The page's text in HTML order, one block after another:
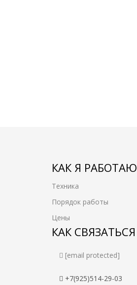
КАК Я РАБОТАЮ
Техника
Порядок работы
Цены
КАК СВЯЗАТЬСЯ
[email protected]
+7(925)514-29-03